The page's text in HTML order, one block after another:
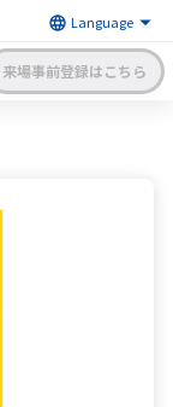
来場事前登録はこちら